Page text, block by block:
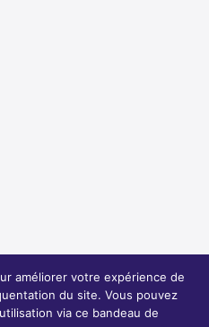
améliorer votre expérience de
du site. Vous pouvez
via ce bandeau de